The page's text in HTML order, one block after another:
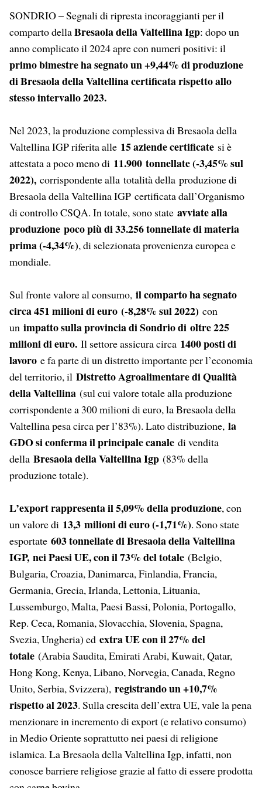
SONDRIO – Segnali di ripresta incoraggianti per il
comparto dellaBresaola della Valtellina Igp: dopo un
anno complicato il 2024 apre con numeri positivi: il
primo bimestre ha segnato un +9,44% di produzione
di Bresaola della Valtellina certificata rispetto allo
stesso intervallo 2023.
Nel 2023, la produzione complessiva di Bresaola della
Valtellina IGP riferita alle 15 aziende certificate si è
attestata a poco meno di 11.900 tonnellate (-3,45% sul
2022), corrispondente alla totalità della produzione di
Bresaola della Valtellina IGP certificata dall’Organismo
di controllo CSQA. In totale, sono state avviate alla
produzione poco più di 33.256 tonnellate di materia
prima (-4,34%), di selezionata provenienza europea e
mondiale.
Sul fronte valore al consumo, il comparto ha segnato
circa 451 milioni di euro (-8,28% sul 2022) con
un impatto sulla provincia di Sondrio di oltre 225
milioni di euro. Il settore assicura circa 1400 posti di
lavoro e fa parte di un distretto importante per l’economia
del territorio, il Distretto Agroalimentare di Qualità
della Valtellina (sul cui valore totale alla produzione
corrispondente a 300 milioni di euro, la Bresaola della
Valtellina pesa circa per l’83%). Lato distribuzione, la
GDO si conferma il principale canale di vendita
della Bresaola della Valtellina Igp (83% della
produzione totale).
L’export rappresenta il 5,09% della produzione, con
un valore di 13,3 milioni di euro (-1,71%). Sono state
esportate 603 tonnellate di Bresaola della Valtellina
IGP, nei Paesi UE, con il 73% del totale (Belgio,
Bulgaria, Croazia, Danimarca, Finlandia, Francia,
Germania, Grecia, Irlanda, Lettonia, Lituania,
Lussemburgo, Malta, Paesi Bassi, Polonia, Portogallo,
Rep. Ceca, Romania, Slovacchia, Slovenia, Spagna,
Svezia, Ungheria) ed extra UE con il 27% del
totale (Arabia Saudita, Emirati Arabi, Kuwait, Qatar,
Hong Kong, Kenya, Libano, Norvegia, Canada, Regno
Unito, Serbia, Svizzera), registrando un +10,7%
rispetto al 2023. Sulla crescita dell’extra UE, vale la pena
menzionare in incremento di export (e relativo consumo)
in Medio Oriente soprattutto nei paesi di religione
islamica. La Bresaola della Valtellina Igp, infatti, non
conosce barriere religiose grazie al fatto di essere prodotta